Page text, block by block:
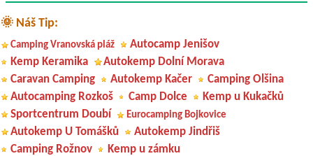
🌞 Náš Tip:
Camping Vranovská pláž
Autocamp Jenišov
Kemp Keramika
Autokemp Dolní Morava
Caravan Camping
Autokemp Kačer
Camping Olšina
Autocamping Rozkoš
Camp Dolce
Kemp u Kukačků
Sportcentrum Doubí
Eurocamping Bojkovice
Autokemp U Tomášků
Autokemp Jindřiš
Camping Rožnov
Kemp u zámku